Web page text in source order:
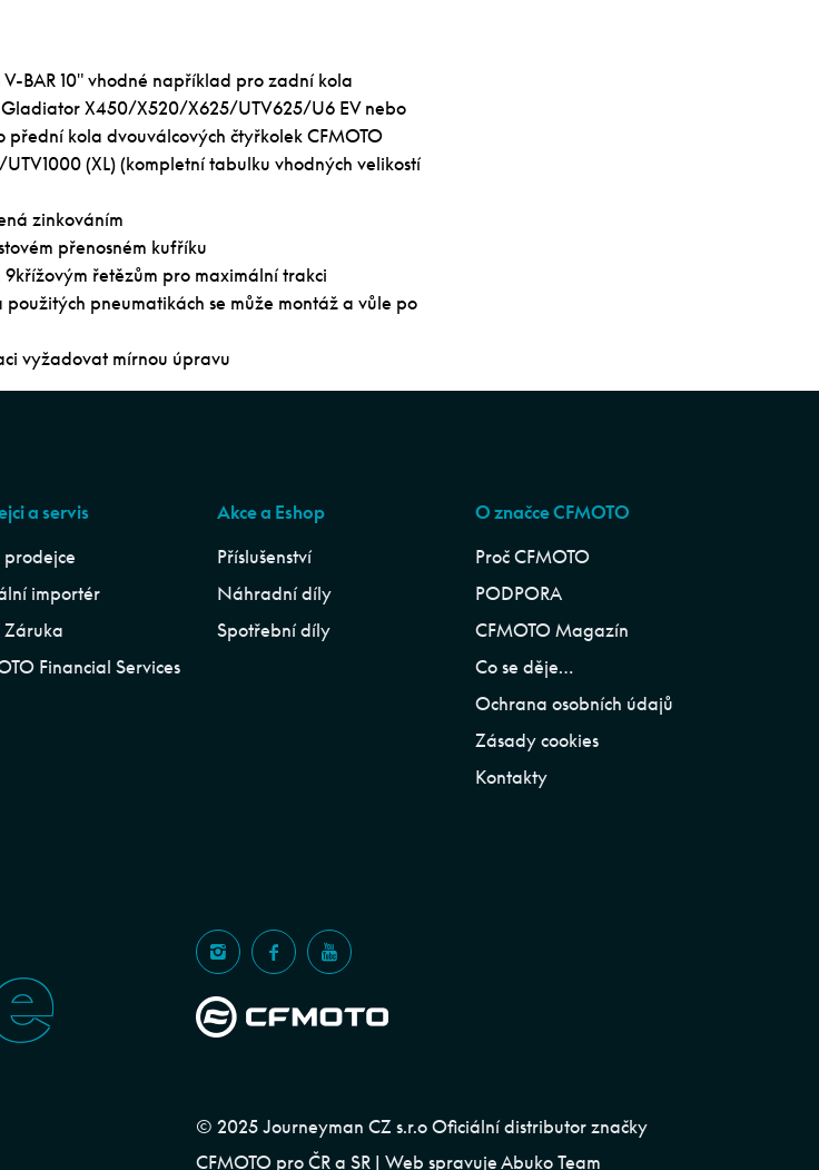
BAR 10″ vhodné například pro zadní kola
X450/X520/X625/UTV625/U6 EV nebo
kola dvouválcových čtyřkolek CFMOTO
(XL) (kompletní tabulku vhodných velikostí
zinkováním
přenosném kufříku
řetězům pro maximální trakci
pneumatikách se může montáž a vůle po
vyžadovat mírnou úpravu
a servis
importér
Záruka
Financial Services
Akce a Eshop
Příslušenství
Náhradní díly
Spotřební díly
O značce CFMOTO
Proč CFMOTO
PODPORA
CFMOTO Magazín
Co se děje…
Ochrana osobních údajů
Zásady cookies
Kontakty
© 2025 Journeyman CZ s.r.o Oficiální distributor značky
CFMOTO pro ČR a SR | Web spravuje Abuko Team